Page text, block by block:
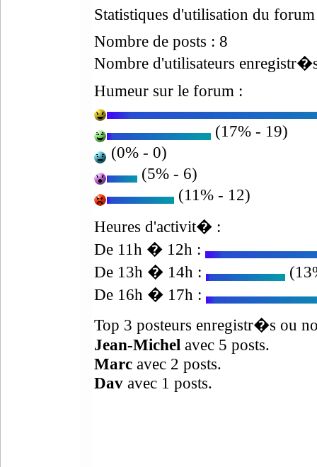
Statistiques d'utilisation du
Nombre de posts : 8
Nombre d'utilisateurs
Humeur sur le forum :
(17% - 19)
(0% - 0)
(5% - 6)
(11% - 12)
Heures d'activit� :
De 11h � 12h :
De 13h � 14h :
De 16h � 17h :
Top 3 posteurs enregistr�s ou
Jean-Michel avec 5 posts.
Marc avec 2 posts.
Dav avec 1 posts.